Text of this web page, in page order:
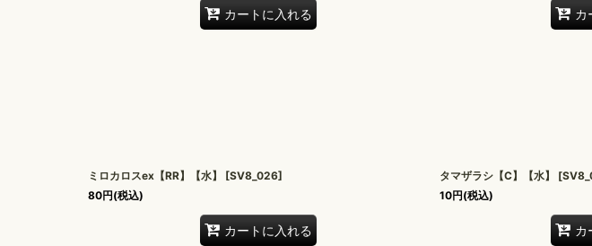
カートに入れる カ
ミロカロスex【RR】【水】 [SV8_026]
80円(税込)
カートに入れる
タマザラシ【C】【水】 [
10円(税込)
カ